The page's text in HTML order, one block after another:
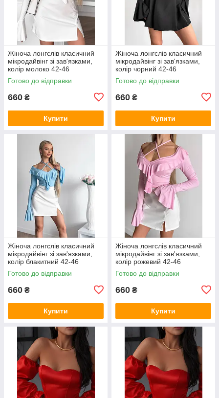
Жіноча лонгслів класичний
мікродайвінг зі зав'язками,
колір молоко 42-46
Готово до відправки
660 ₴
Купити
Жіноча лонгслів класичний
мікродайвінг зі зав'язками,
колір чорний 42-46
Готово до відправки
660 ₴
Купити
Жіноча лонгслів класичний
мікродайвінг зі зав'язками,
колір блакитний 42-46
Готово до відправки
660 ₴
Купити
Жіноча лонгслів класичний
мікродайвінг зі зав'язками,
колір рожевий 42-46
Готово до відправки
660 ₴
Купити